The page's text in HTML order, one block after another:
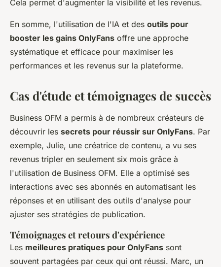
Cela permet d'augmenter la visibilité et les revenus.
En somme, l'utilisation de l'IA et des outils pour
booster les gains OnlyFans offre une approche
systématique et efficace pour maximiser les
performances et les revenus sur la plateforme.
Cas d'étude et témoignages de succès
Business OFM a permis à de nombreux créateurs de
découvrir les secrets pour réussir sur OnlyFans. Par
exemple, Julie, une créatrice de contenu, a vu ses
revenus tripler en seulement six mois grâce à
l'utilisation de Business OFM. Elle a optimisé ses
interactions avec ses abonnés en automatisant les
réponses et en utilisant des outils d'analyse pour
ajuster ses stratégies de publication.
Témoignages et retours d'expérience
Les meilleures pratiques pour OnlyFans sont
souvent partagées par ceux qui ont réussi. Marc, un